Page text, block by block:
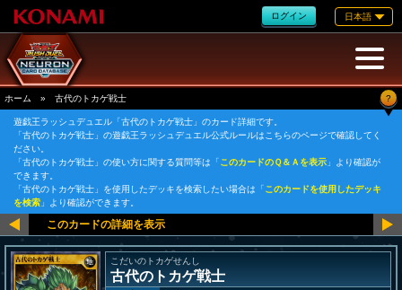
ログイン 日本語
ホーム » 古代のトカゲ戦士 ?
遊戯王ラッシュデュエル「古代のトカゲ戦士」のカード詳細です。
「古代のトカゲ戦士」の遊戯王ラッシュデュエル公式ルールはこちらのページで確認してく
ださい。
「古代のトカゲ戦士」の使い方に関する質問等は「このカードのＱ＆Ａを表示 」より確認が
できます。
「古代のトカゲ戦士」を使用したデッキを検索したい場合は「このカードを使用したデッキ
を検索 」より確認ができます。
こだいのトカゲせんし
古代のトカゲ戦士